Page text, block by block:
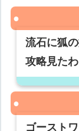
流石に狐
攻略見たわ
ゴースト